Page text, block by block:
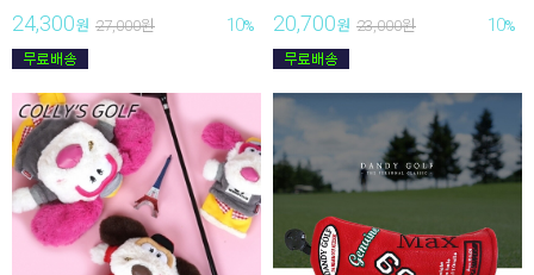
24,300원 27,000원 10% 20,700원 23,000원 10%